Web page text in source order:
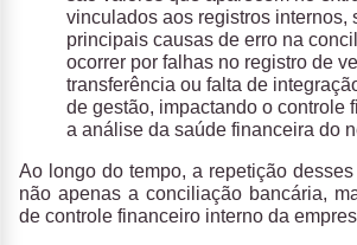
vinculados aos registros internos,
principais causas de erro na
ocorrer por falhas no registro de
transferência ou falta de
de gestão, impactando o controle
a análise da saúde financeira do
Ao longo do tempo, a repetição
não apenas a conciliação bancária,
de controle financeiro interno da